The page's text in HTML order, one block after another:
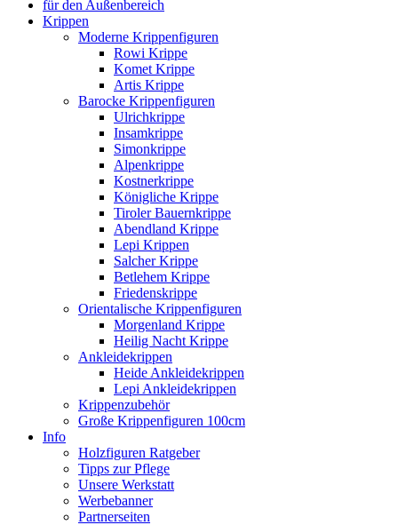
für den Außenbereich
Krippen
Moderne Krippenfiguren
Rowi Krippe
Komet Krippe
Artis Krippe
Barocke Krippenfiguren
Ulrichkrippe
Insamkrippe
Simonkrippe
Alpenkrippe
Kostnerkrippe
Königliche Krippe
Tiroler Bauernkrippe
Abendland Krippe
Lepi Krippen
Salcher Krippe
Betlehem Krippe
Friedenskrippe
Orientalische Krippenfiguren
Morgenland Krippe
Heilig Nacht Krippe
Ankleidekrippen
Heide Ankleidekrippen
Lepi Ankleidekrippen
Krippenzubehör
Große Krippenfiguren 100cm
Info
Holzfiguren Ratgeber
Tipps zur Pflege
Unsere Werkstatt
Werbebanner
Partnerseiten